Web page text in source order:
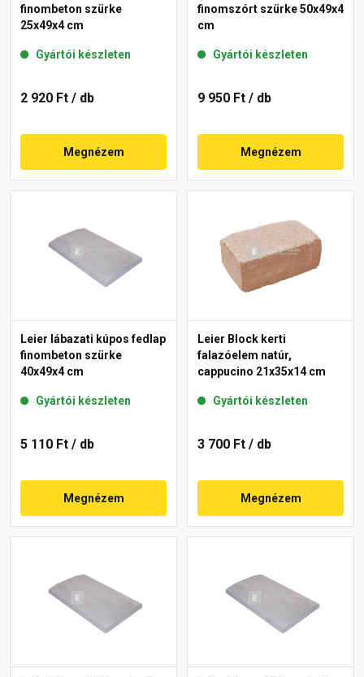
finombeton szürke
25x49x4 cm
Gyártói készleten
2 920 Ft / db
Megnézem
finomszórt szürke 50x49x4
cm
Gyártói készleten
9 950 Ft / db
Megnézem
Leier lábazati kúpos fedlap
finombeton szürke
40x49x4 cm
Gyártói készleten
5 110 Ft / db
Megnézem
Leier Block kerti
falazóelem natúr,
cappucino 21x35x14 cm
Gyártói készleten
3 700 Ft / db
Megnézem